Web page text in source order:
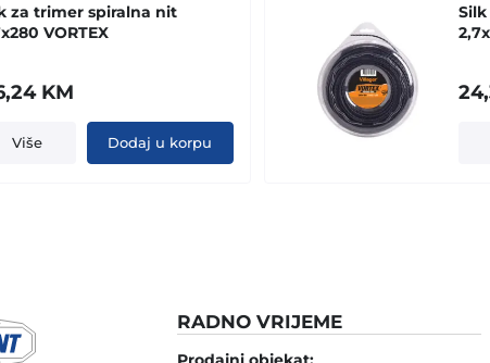
za trimer spiralna nit
VORTEX
KM
Više Dodaj u korpu
RADNO VRIJEME